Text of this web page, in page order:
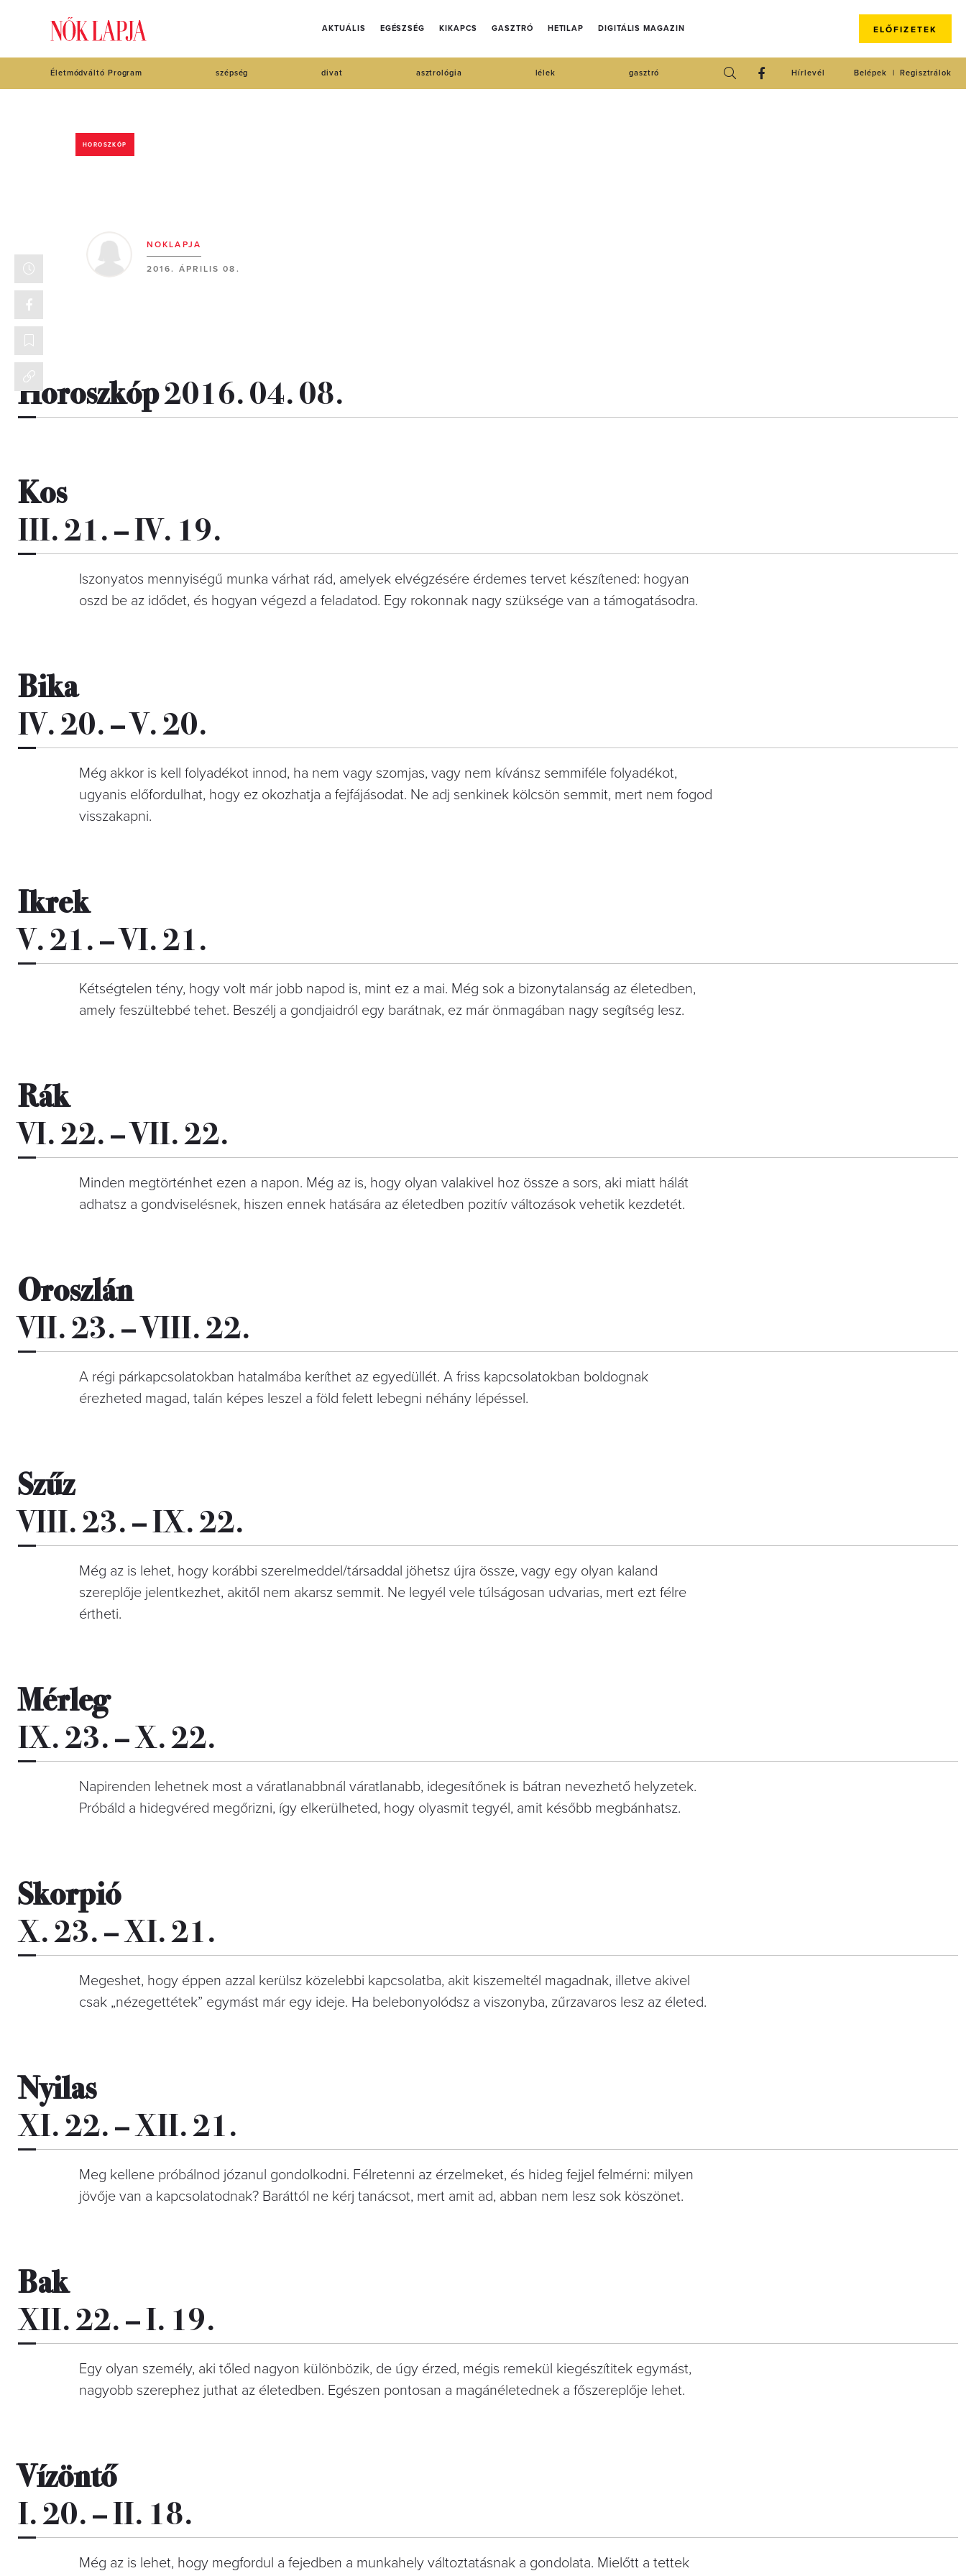
AKTUÁLIS EGÉSZSÉG KIKAPCS GASZTRÓ HETILAP DIGITÁLIS MAGAZIN ELŐFIZETEK
Életmódváltó Program szépség divat asztrológia lélek gasztró Regisztrálok
Belépek
Hírlevél
HOROSZKÓP
NOKLAPJA
2016. ÁPRILIS 08.
Horoszkóp2016. 04. 08.
Kos
III. 21. – IV. 19.
Iszonyatos mennyiségű munka várhat rád, amelyek elvégzésére érdemes tervet készítened: hogyan
oszd be az idődet, és hogyan végezd a feladatod. Egy rokonnak nagy szüksége van a támogatásodra.
Bika
IV. 20. – V. 20.
Még akkor is kell folyadékot innod, ha nem vagy szomjas, vagy nem kívánsz semmiféle folyadékot,
ugyanis előfordulhat, hogy ez okozhatja a fejfájásodat. Ne adj senkinek kölcsön semmit, mert nem fogod
visszakapni.
Ikrek
V. 21. – VI. 21.
Kétségtelen tény, hogy volt már jobb napod is, mint ez a mai. Még sok a bizonytalanság az életedben,
amely feszültebbé tehet. Beszélj a gondjaidról egy barátnak, ez már önmagában nagy segítség lesz.
Rák
VI. 22. – VII. 22.
Minden megtörténhet ezen a napon. Még az is, hogy olyan valakivel hoz össze a sors, aki miatt hálát
adhatsz a gondviselésnek, hiszen ennek hatására az életedben pozitív változások vehetik kezdetét.
Oroszlán
VII. 23. – VIII. 22.
A régi párkapcsolatokban hatalmába keríthet az egyedüllét. A friss kapcsolatokban boldognak
érezheted magad, talán képes leszel a föld felett lebegni néhány lépéssel.
Szűz
VIII. 23. – IX. 22.
Még az is lehet, hogy korábbi szerelmeddel/társaddal jöhetsz újra össze, vagy egy olyan kaland
szereplője jelentkezhet, akitől nem akarsz semmit. Ne legyél vele túlságosan udvarias, mert ezt félre
értheti.
Mérleg
IX. 23. – X. 22.
Napirenden lehetnek most a váratlanabbnál váratlanabb, idegesítőnek is bátran nevezhető helyzetek.
Próbáld a hidegvéred megőrizni, így elkerülheted, hogy olyasmit tegyél, amit később megbánhatsz.
Skorpió
X. 23. – XI. 21.
Megeshet, hogy éppen azzal kerülsz közelebbi kapcsolatba, akit kiszemeltél magadnak, illetve akivel
csak „nézegettétek” egymást már egy ideje. Ha belebonyolódsz a viszonyba, zűrzavaros lesz az életed.
Nyilas
XI. 22. – XII. 21.
Meg kellene próbálnod józanul gondolkodni. Félretenni az érzelmeket, és hideg fejjel felmérni: milyen
jövője van a kapcsolatodnak? Baráttól ne kérj tanácsot, mert amit ad, abban nem lesz sok köszönet.
Bak
XII. 22. – I. 19.
Egy olyan személy, aki tőled nagyon különbözik, de úgy érzed, mégis remekül kiegészítitek egymást,
nagyobb szerephez juthat az életedben. Egészen pontosan a magánéletednek a főszereplője lehet.
Vízöntő
I. 20. – II. 18.
Még az is lehet, hogy megfordul a fejedben a munkahely változtatásnak a gondolata. Mielőtt a tettek